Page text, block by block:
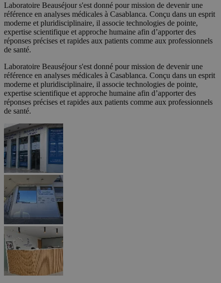
Laboratoire Beauséjour s'est donné pour mission de devenir une
référence en analyses médicales à Casablanca. Conçu dans un esprit
moderne et pluridisciplinaire, il associe technologies de pointe,
expertise scientifique et approche humaine afin d’apporter des
réponses précises et rapides aux patients comme aux professionnels
de santé.
Laboratoire Beauséjour s'est donné pour mission de devenir une
référence en analyses médicales à Casablanca. Conçu dans un esprit
moderne et pluridisciplinaire, il associe technologies de pointe,
expertise scientifique et approche humaine afin d’apporter des
réponses précises et rapides aux patients comme aux professionnels
de santé.